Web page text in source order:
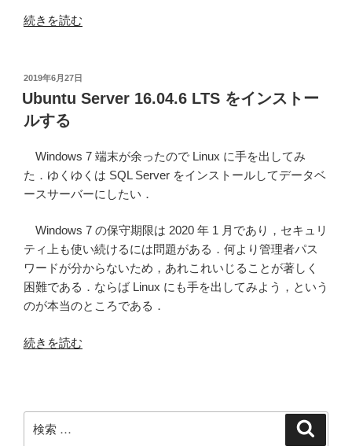
“EXCEL
フ
ォ
ル
の
を
開
き
デ
タ
込
む”
続きを読む
投
稿
日:
2019年6月27日
Ubuntu Server 16.04.6 LTS をインストー
ルする
Windows 7 端末が余ったので Linux に手を出してみ
た．ゆくゆくは SQL Server をインストールしてデータベ
ースサーバーにしたい．
Windows 7 の保守期限は 2020 年 1 月であり，セキュリ
ティ上も使い続けるには問題がある．何より管理者パス
ワードが分からないため，あれこれいじることが著しく
困難である．ならば Linux にも手を出してみよう，という
のが本当のところである．
“Ubuntu
を
イ
続きを読む
索: